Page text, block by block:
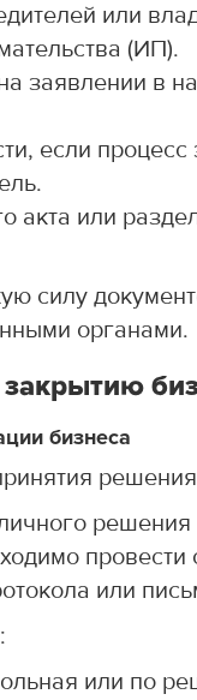
или
(ИП).
заявлении в
если процесс
акта или
силу
органами.
бизнеса
провести
или
или по